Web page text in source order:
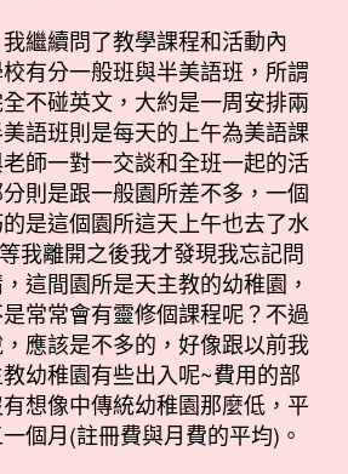
繼續問了教學課程和活動內
有分一般班與半美語班，所謂
不碰英文，大約是一周安排兩
語班則是每天的上午為美語課
師一對一交談和全班一起的活
則是跟一般園所差不多，一個
是這個園所這天上午也去了水
離開之後我才發現我忘記問
這間園所是天主教的幼稚園，
常常會有靈修個課程呢？不過
應該是不多的，好像跟以前我
幼稚園有些出入呢~費用的部
想像中傳統幼稚園那麼低，平
個月(註冊費與月費的平均)。